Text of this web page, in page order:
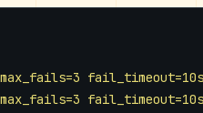
max_fails=3 fail_timeout=10s
max_fails=3 fail_timeout=10s